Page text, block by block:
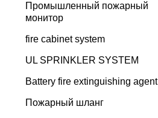
Промышленный пожарный
монитор
fire cabinet system
UL SPRINKLER SYSTEM
Battery fire extinguishing agent
Пожарный шланг